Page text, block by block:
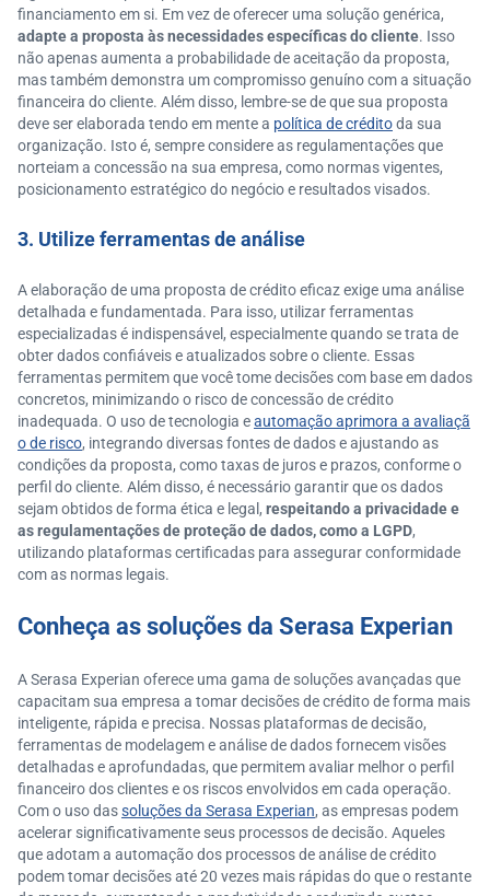
financiamento em si. Em vez de oferecer uma solução genérica,
adapte a proposta às necessidades específicas do cliente. Isso
não apenas aumenta a probabilidade de aceitação da proposta,
mas também demonstra um compromisso genuíno com a situação
financeira do cliente. Além disso, lembre-se de que sua proposta
deve ser elaborada tendo em mente a política de créditoda sua
organização. Isto é, sempre considere as regulamentações que
norteiam a concessão na sua empresa, como normas vigentes,
posicionamento estratégico do negócio e resultados visados.
3. Utilize ferramentas de análise
A elaboração de uma proposta de crédito eficaz exige uma análise
detalhada e fundamentada. Para isso, utilizar ferramentas
especializadas é indispensável, especialmente quando se trata de
obter dados confiáveis e atualizados sobre o cliente. Essas
ferramentas permitem que você tome decisões com base em dados
concretos, minimizando o risco de concessão de crédito
inadequada. O uso de tecnologia eautomação aprimora a avaliaçã
o de risco, integrando diversas fontes de dados e ajustando as
condições da proposta, como taxas de juros e prazos, conforme o
perfil do cliente. Além disso, é necessário garantir que os dados
sejam obtidos de forma ética e legal, respeitando a privacidade e
as regulamentações de proteção de dados, como a LGPD,
utilizando plataformas certificadas para assegurar conformidade
com as normas legais.
Conheça as soluções da Serasa Experian
A Serasa Experian oferece uma gama de soluções avançadas que
capacitam sua empresa a tomar decisões de crédito de forma mais
inteligente, rápida e precisa. Nossas plataformas de decisão,
ferramentas de modelagem e análise de dados fornecem visões
detalhadas e aprofundadas, que permitem avaliar melhor o perfil
financeiro dos clientes e os riscos envolvidos em cada operação.
Com o uso dassoluções da Serasa Experian, as empresas podem
acelerar significativamente seus processos de decisão. Aqueles
que adotam a automação dos processos de análise de crédito
podem tomar decisões até 20 vezes mais rápidas do que o restante